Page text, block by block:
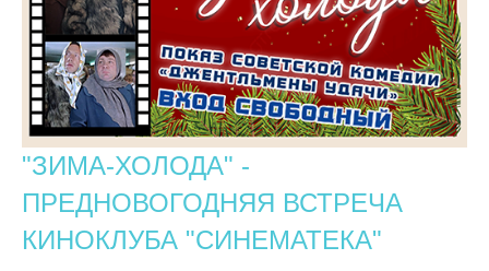
"ЗИМА-ХОЛОДА" -
ПРЕДНОВОГОДНЯЯ ВСТРЕЧА
КИНОКЛУБА "СИНЕМАТЕКА"